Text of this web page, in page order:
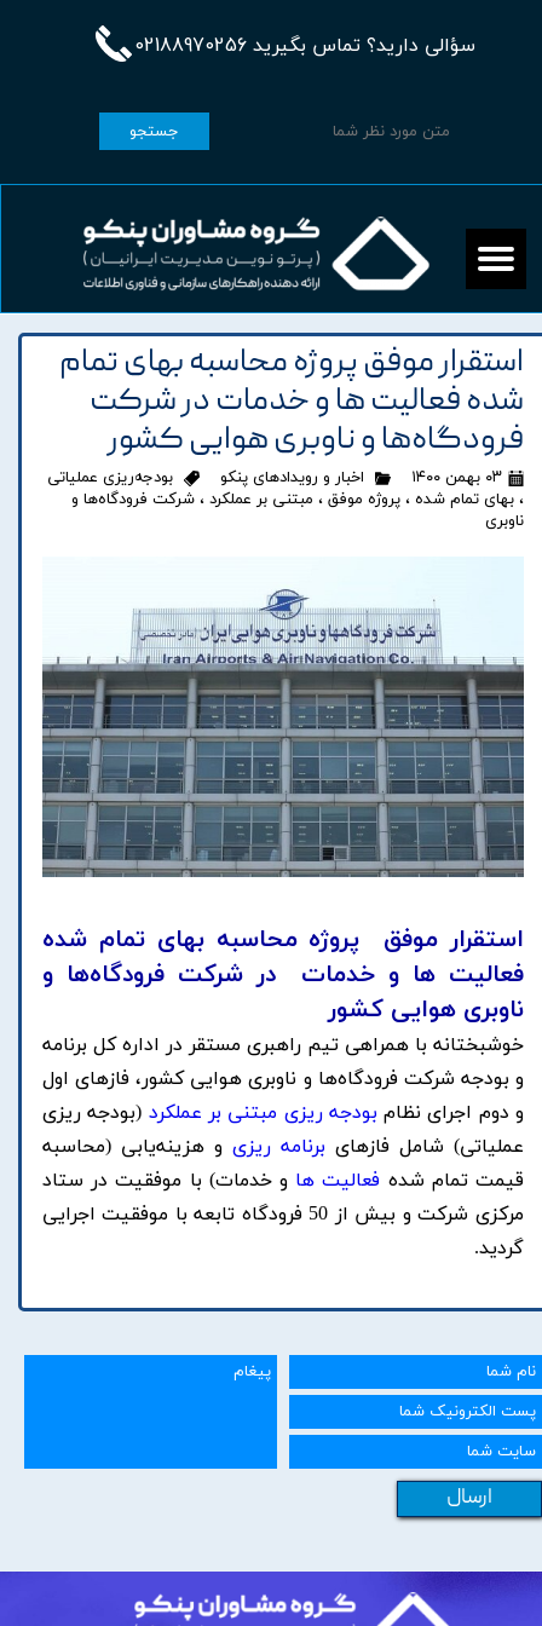
سؤالی دارید؟ تماس بگیرید 02188970256
جستجو
استقرار موفق پروژه محاسبه بهای تمام
شده فعالیت ها و خدمات در شرکت
فرودگاه‌ها و ناوبری هوایی کشور
۰۳ بهمن ۱۴۰۰ اخبار و رویدادهای پنکو
بودجه‌ریزی عملیاتی
، بهای تمام شده ، پروژه موفق ، مبتنی بر عملکرد ، شرکت فرودگاه‌ها و
ناوبری
استقرار موفق پروژه محاسبه بهای تمام شده
فعالیت ها و خدمات در شرکت فرودگاه‌ها و
ناوبری هوایی کشور
خوشبختانه با همراهی تیم راهبری مستقر در اداره کل برنامه
و بودجه شرکت فرودگاه‌ها و ناوبری هوایی کشور، فازهای اول
و دوم اجرای نظام بودجه ریزی مبتنی بر عملکرد (بودجه ریزی
عملیاتی) شامل فازهای برنامه ریزی و هزینه‌یابی (محاسبه
قیمت تمام شده فعالیت ها و خدمات) با موفقیت در ستاد
مرکزی شرکت و بیش از 50 فرودگاه تابعه با موفقیت اجرایی
گردید.
ارسال